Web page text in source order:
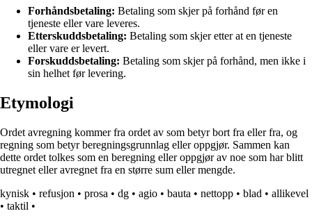
Forhåndsbetaling: Betaling som skjer på forhånd før en
tjeneste eller vare leveres.
Etterskuddsbetaling: Betaling som skjer etter at en tjeneste
eller vare er levert.
Forskuddsbetaling: Betaling som skjer på forhånd, men ikke i
sin helhet før levering.
Etymologi
Ordet avregning kommer fra ordet av som betyr bort fra eller fra, og
regning som betyr beregningsgrunnlag eller oppgjør. Sammen kan
dette ordet tolkes som en beregning eller oppgjør av noe som har blitt
utregnet eller avregnet fra en større sum eller mengde.
kynisk • refusjon • prosa • dg • agio • bauta • nettopp • blad • allikevel
• taktil •